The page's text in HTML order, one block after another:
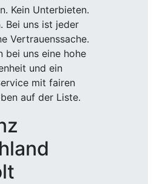
Kein Unterbieten.
Bei uns ist jeder
Vertrauenssache.
bei uns eine hohe
und ein
mit fairen
auf der Liste.